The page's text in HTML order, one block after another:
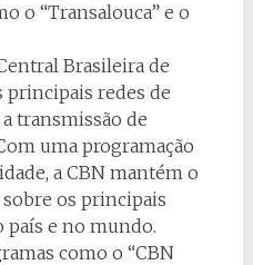
o “Transalouca” e o
Brasileira de
principais redes de
transmissão de
uma programação
a CBN mantém o
os principais
e no mundo.
como o “CBN